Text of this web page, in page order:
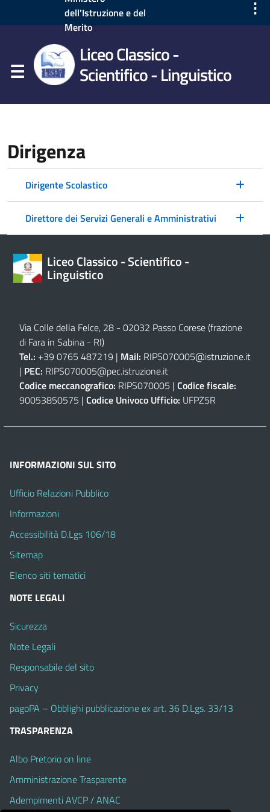
dell'Istruzione e del
Merito
⋮
Liceo Classico -
Scientifico - Linguistico
Dirigenza
Dirigente Scolastico
Direttore dei Servizi Generali e Amministrativi
Liceo Classico - Scientifico -
Linguistico
Via Colle della Felce, 28 - 02032 Passo Corese (frazione
di Fara in Sabina - RI)
Tel.: +39 0765 487219 | Mail: RIPS070005@istruzione.it
| PEC: RIPS070005@pec.istruzione.it
Codice meccanografico: RIPS070005 | Codice fiscale:
90053850575 | Codice Univoco Ufficio: UFPZ5R
INFORMAZIONI SUL SITO
Ufficio Relazioni Pubblico
Informazioni
Accessibilità D.Lgs 106/18
Sitemap
Elenco siti tematici
NOTE LEGALI
Sicurezza
Note Legali
Responsabile del sito
Privacy
pagoPA – Obblighi pubblicazione ex art. 36 D.Lgs. 33/13
TRASPARENZA
Albo Pretorio on line
Amministrazione Trasparente
Adempimenti AVCP / ANAC